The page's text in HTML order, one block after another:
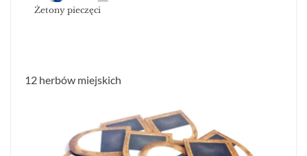
Żetony pieczęci
12 herbów miejskich